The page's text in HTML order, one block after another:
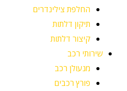
החלפת צילינדרים
תיקון דלתות
קיצור דלתות
שירותי רכב
מנעולן רכב
פורץ רכבים